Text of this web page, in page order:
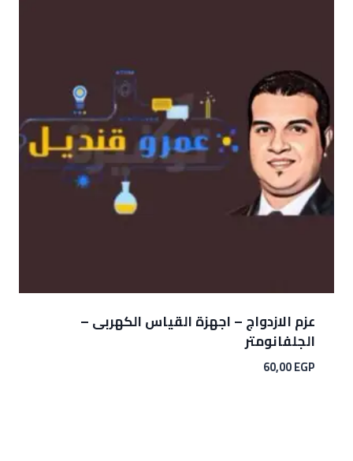
عزم الازدواج – اجهزة القياس الكهربى –
الجلفانومتر
60,00EGP